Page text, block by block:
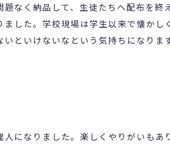
なく納品して、生徒たちへ配布を終
した。学校現場は学生以来で懐かし
といけないなという気持ちになります
になりました。楽しくやりがいもあ